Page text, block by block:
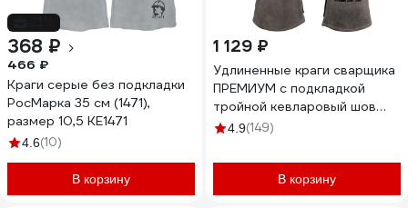
368 ₽
466 ₽
Краги серые без подкладки
РосМарка 35 см (1471),
размер 10,5 КЕ1471
4.6(10)
В корзину
1 129 ₽
Удлиненные краги сварщика
ПРЕМИУМ с подкладкой
тройной кевларовый шов
размер 10/XL Jeta Safety
4.9(149)
В корзину